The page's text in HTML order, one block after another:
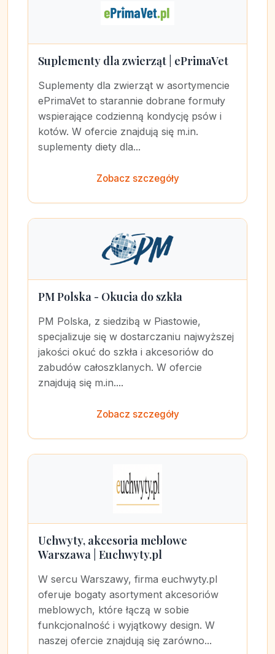
Suplementy dla zwierząt | ePrimaVet
Suplementy dla zwierząt w asortymencie
ePrimaVet to starannie dobrane formuły
wspierające codzienną kondycję psów i
kotów. W ofercie znajdują się m.in.
suplementy diety dla...
Zobacz szczegóły
PM Polska - Okucia do szkła
PM Polska, z siedzibą w Piastowie,
specjalizuje się w dostarczaniu najwyższej
jakości okuć do szkła i akcesoriów do
zabudów całoszklanych. W ofercie
znajdują się m.in....
Zobacz szczegóły
Uchwyty, akcesoria meblowe
Warszawa | Euchwyty.pl
W sercu Warszawy, firma euchwyty.pl
oferuje bogaty asortyment akcesoriów
meblowych, które łączą w sobie
funkcjonalność i wyjątkowy design. W
naszej ofercie znajdują się zarówno...